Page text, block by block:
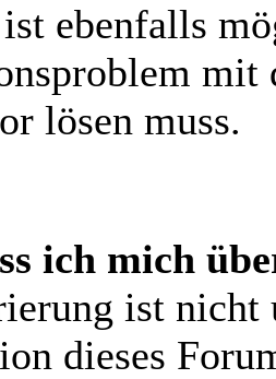
ebenfalls
mit
lösen muss.
ich mich
ist
dieses